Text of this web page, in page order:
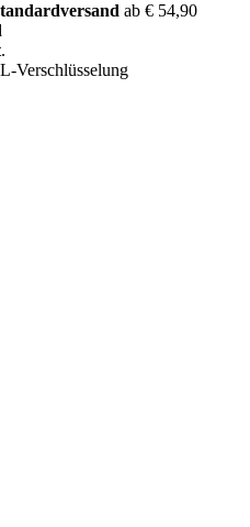
ab € 54,90
.
Verschlüsselung